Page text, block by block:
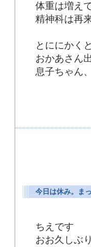
体重は増え
精神科は再
とににかく
おかあさん
息子ちゃん
今日は休み。ま
ちえです
おお久しぶ